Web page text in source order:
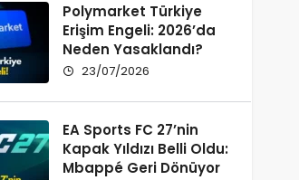
Polymarket Türkiye
Erişim Engeli: 2026’da
Neden Yasaklandı?
23/07/2026
EA Sports FC 27’nin
Kapak Yıldızı Belli Oldu:
Mbappé Geri Dönüyor